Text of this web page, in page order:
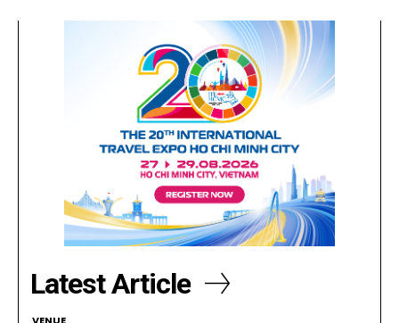
Latest Article